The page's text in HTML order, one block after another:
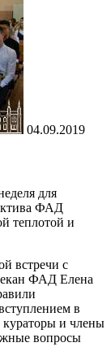
04.09.2019
для
ФАД
теплотой и
встречи с
ФАД Елена
в
и члены
вопросы